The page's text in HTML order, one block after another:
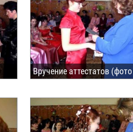
Вручение аттестатов